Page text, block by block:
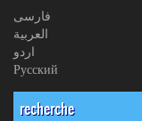
فارسی
العربیة
اردو
Русский
recherche